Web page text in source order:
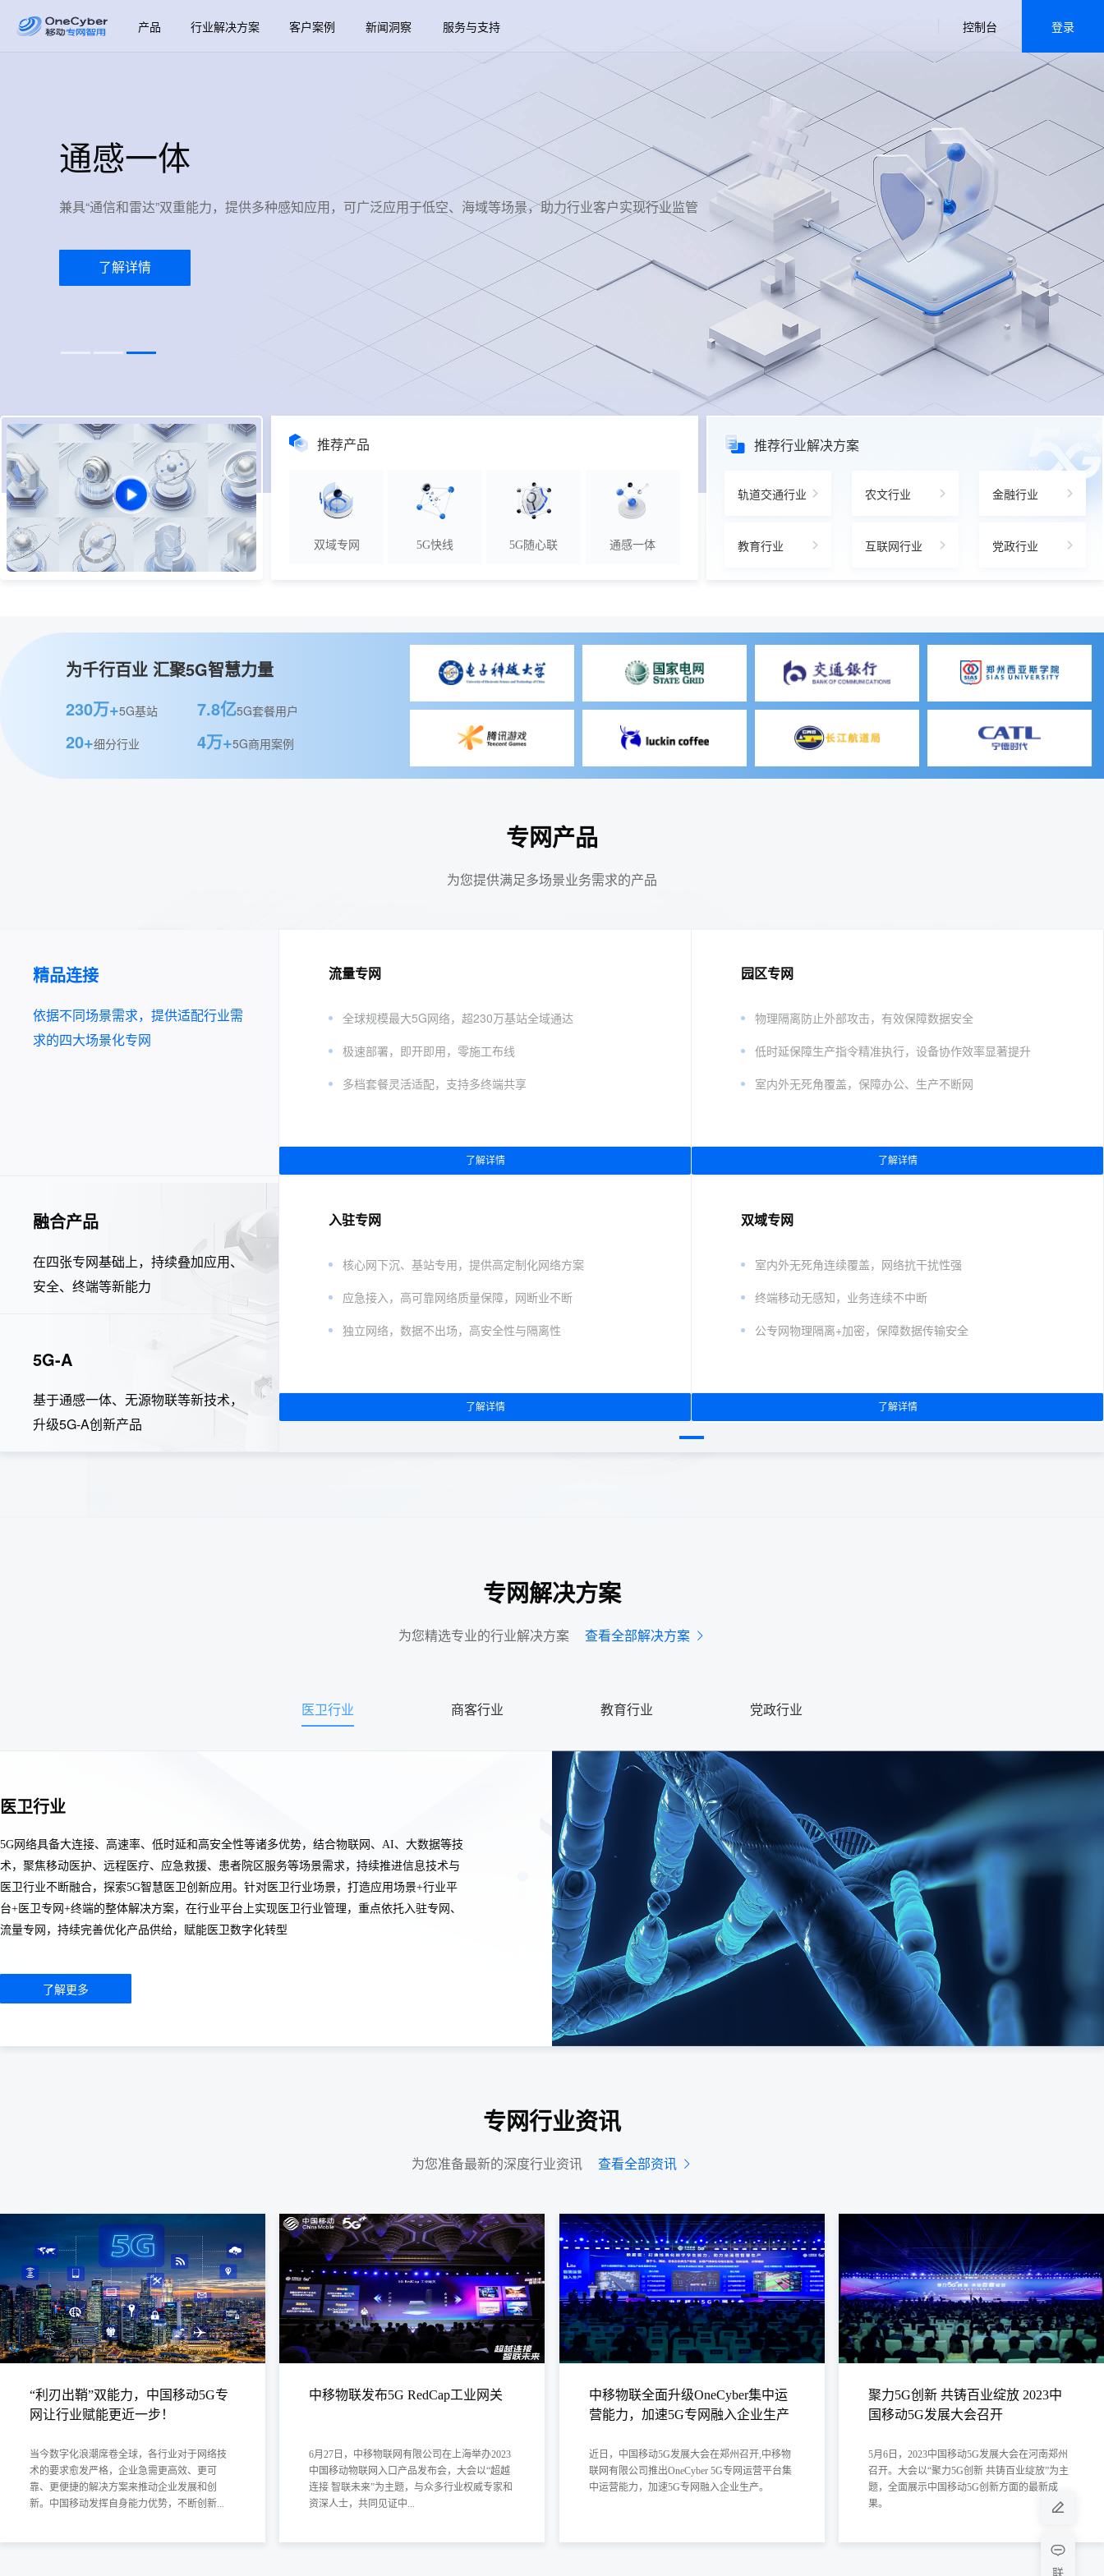
产品 行业解决方案 客户案例 新闻洞察 服务与支持 控制台 登录
双域专网
“不换卡、不换号、无感知切换”，随时随地、安全快捷访问办公内网和互联网
了解详情
推荐产品
双域专网 5G快线 5G随心联 通感一体
推荐行业解决方案
轨道交通行业 农文行业 金融行业
教育行业 互联网行业 党政行业
为千行百业 汇聚5G智慧力量
230万+5G基站 7.8亿5G套餐用户
20+细分行业 4万+5G商用案例
专网产品
为您提供满足多场景业务需求的产品
精品连接
依据不同场景需求，提供适配行业需
求的四大场景化专网
融合产品
在四张专网基础上，持续叠加应用、
安全、终端等新能力
5G-A
基于通感一体、无源物联等新技术，
升级5G-A创新产品
流量专网
全球规模最大5G网络，超230万基站全域通达
极速部署，即开即用，零施工布线
多档套餐灵活适配，支持多终端共享
了解详情
园区专网
物理隔离防止外部攻击，有效保障数据安全
低时延保障生产指令精准执行，设备协作效率显著提升
室内外无死角覆盖，保障办公、生产不断网
了解详情
入驻专网
核心网下沉、基站专用，提供高定制化网络方案
应急接入，高可靠网络质量保障，网断业不断
独立网络，数据不出场，高安全性与隔离性
了解详情
双域专网
室内外无死角连续覆盖，网络抗干扰性强
终端移动无感知，业务连续不中断
公专网物理隔离+加密，保障数据传输安全
了解详情
OneCyber平台提供机卡一体化管理能力
5G接入安联盾 智能数采
驱动OEE/产能/工艺优化，提升生产质效
预置协议库+自适应组网+场景能力模块化
了解详情
精简设计大幅降低终端成本，继承5G大带宽、低时延优势
700MHz广覆盖、强穿透，2.6GHz大带宽的特性
无源物联
盘点效率达1000个/秒，资产信息、位置动态可视化
充分挖掘数据价值，支撑企业运营优化、决策优化，降低潜
应用场景广，低空、航道、海域全覆盖
感知精度高，精度可比肩雷达
探测无盲区，多站协同全域覆盖
了解详情
网络时延更极致，双向通信时延约10ms
网络抖动更可靠，时延抖动小于1ms
创新产品方案，提供确定可靠的网络服务
了解详情
专网解决方案
为您精选专业的行业解决方案 查看全部解决方案
医卫行业 商客行业 教育行业 党政行业
医卫行业
5G网络具备大连接、高速率、低时延和高安全性等诸多优势，结合物联网、AI、大数据等技
术，聚焦移动医护、远程医疗、应急救援、患者院区服务等场景需求，持续推进信息技术与
医卫行业不断融合，探索5G智慧医卫创新应用。针对医卫行业场景，打造应用场景+行业平
台+医卫专网+终端的整体解决方案，在行业平台上实现医卫行业管理，重点依托入驻专网、
流量专网，持续完善优化产品供给，赋能医卫数字化转型
了解更多
专网行业资讯
为您准备最新的深度行业资讯 查看全部资讯
“利刃出鞘”双能力，中国移动5G专
网让行业赋能更近一步！
当今数字化浪潮席卷全球，各行业对于网络技
术的要求愈发严格，企业急需更高效、更可
靠、更便捷的解决方案来推动企业发展和创
新。中国移动发挥自身能力优势，不断创新...
中移物联发布5G RedCap工业网关
6月27日，中移物联网有限公司在上海举办2023
中国移动物联网入口产品发布会，大会以“超越
连接 智联未来”为主题，与众多行业权威专家和
资深人士，共同见证中...
中移物联全面升级OneCyber集中运
营能力，加速5G专网融入企业生产
近日，中国移动5G发展大会在郑州召开,中移物
联网有限公司推出OneCyber 5G专网运营平台集
中运营能力，加速5G专网融入企业生产。
聚力5G创新 共铸百业绽放 2023中
国移动5G发展大会召开
5月6日，2023中国移动5G发展大会在河南郑州
召开。大会以“聚力5G创新 共铸百业绽放”为主
题，全面展示中国移动5G创新方面的最新成
果。
联